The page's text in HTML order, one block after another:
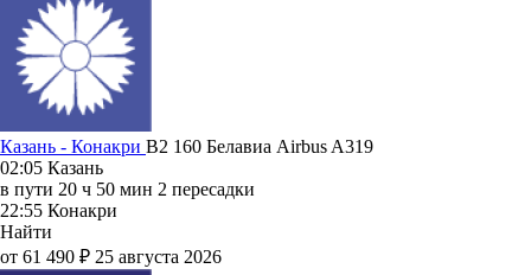
Казань - Конакри B2 160 Белавиа Airbus A319
02:05 Казань
в пути 20 ч 50 мин 2 пересадки
22:55 Конакри
Найти
от 61 490 ₽ 25 августа 2026